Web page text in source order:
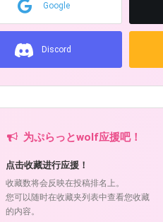
Google
Discord
为ぷらっとwolf应援吧！
点击收藏进行应援！
收藏数将会反映在投稿排名上。
您可以随时在收藏夹列表中查看您收藏
的内容。